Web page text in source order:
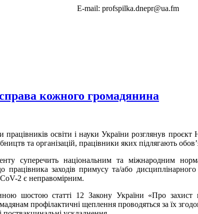
E-mail: profspilka.dnepr@ua.fm
кожного громадянина
освіти і науки України розглянув проєкт
та організацій, працівники яких підлягають
суперечить національним та міжнародним
працівника заходів примусу та/або
2 є неправомірним.
шостою статті 12 Закону України «Про захист
профілактичні щеплення проводяться за їх